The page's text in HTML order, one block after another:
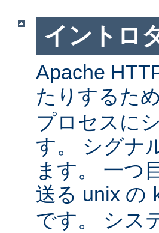
イントロ
Apache
たりするた
プロセスに
す。 シグナ
ます。 一つ
送る unix の
です。 シス